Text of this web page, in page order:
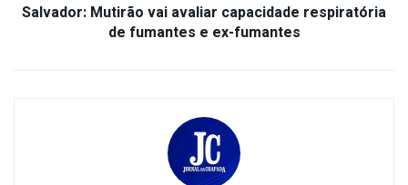
Salvador: Mutirão vai avaliar capacidade respiratória
de fumantes e ex-fumantes